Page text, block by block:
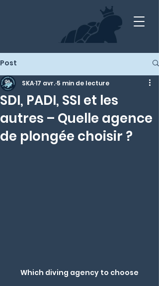
Post
SDI, PADI, SSI et les
autres – Quelle agence
de plongée choisir ?
SKA17 avr. 5 min de lecture
Which diving agency to choose